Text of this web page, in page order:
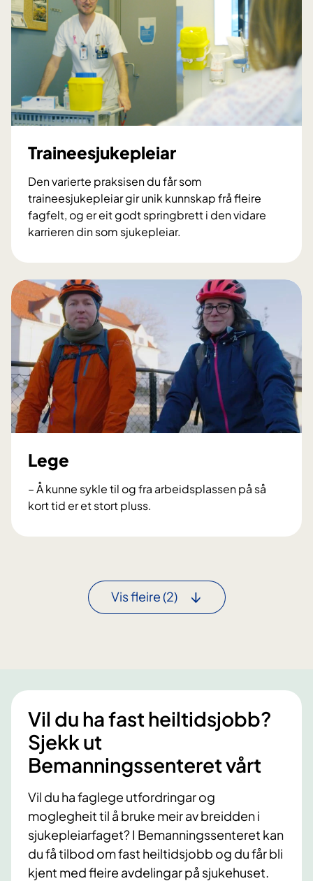
k
e
i
t
l
e
t
t
t
s
m
å
k
o
m
e
e
i
Traineesjukepleiar
Den varierte praksisen du får som
traineesjukepleiar gir unik kunnskap frå fleire
fagfelt, og er eit godt springbrett i den vidare
karrieren din som sjukepleiar.
r
a
i
n
s
j
u
e
l
i
Lege
– Å kunne sykle til og fra arbeidsplassen på så
kort tid er et stort pluss.
e
Vis fleire(2)
Vil du ha fast heiltidsjobb?
Sjekk ut
Bemanningssenteret vårt
Vil du ha faglege utfordringar og
moglegheit til å bruke meir av breidden i
sjukepleiarfaget? I Bemanningssenteret kan
du få tilbod om fast heiltidsjobb og du får bli
kjent med fleire avdelingar på sjukehuset.